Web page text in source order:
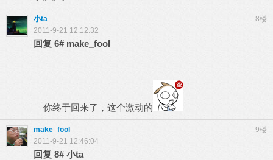
8楼
小ta
2011-9-21 12:12:32
回复 6# make_fool
你终于回来了，这个激动的
9楼
make_fool
2011-9-21 12:46:04
回复 8# 小ta